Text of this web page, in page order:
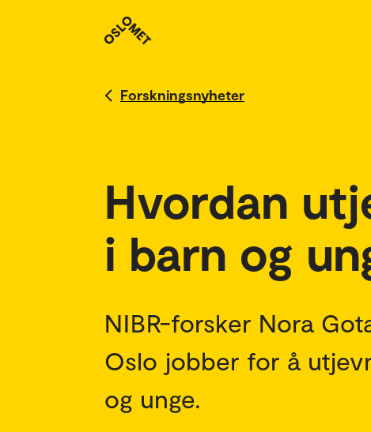
Forskningsnyheter
Hvordan
i barn og
NIBR-forsker Nora
Oslo jobber for å
og unge.